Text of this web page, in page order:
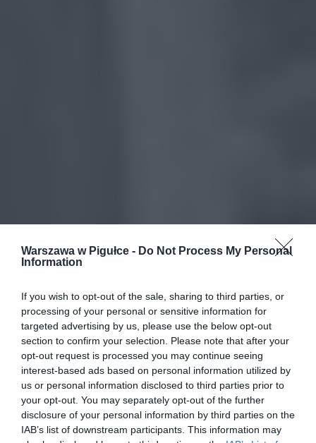
Warszawa w Pigułce - Do Not Process My Personal
Information
If you wish to opt-out of the sale, sharing to third parties, or
processing of your personal or sensitive information for
targeted advertising by us, please use the below opt-out
section to confirm your selection. Please note that after your
opt-out request is processed you may continue seeing
interest-based ads based on personal information utilized by
us or personal information disclosed to third parties prior to
your opt-out. You may separately opt-out of the further
disclosure of your personal information by third parties on the
IAB’s list of downstream participants. This information may